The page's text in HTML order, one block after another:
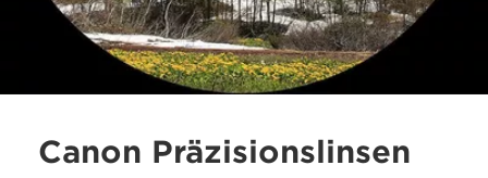
Canon Präzisionslinsen